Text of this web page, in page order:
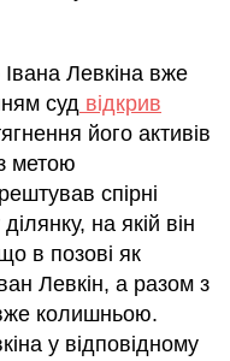
Левкіна вже
суд відкрив
його активів
метою
спірні
на якій він
в позові як
Левкін, а разом з
колишньою.
у відповідному